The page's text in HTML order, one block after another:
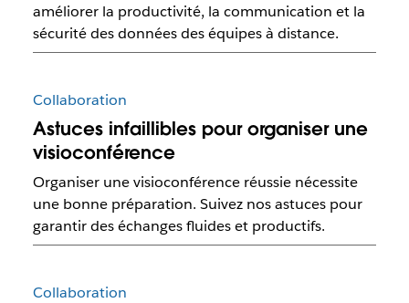
améliorer la productivité, la communication et la
sécurité des données des équipes à distance.
Collaboration
Astuces infaillibles pour organiser une
visioconférence
Organiser une visioconférence réussie nécessite
une bonne préparation. Suivez nos astuces pour
garantir des échanges fluides et productifs.
Collaboration